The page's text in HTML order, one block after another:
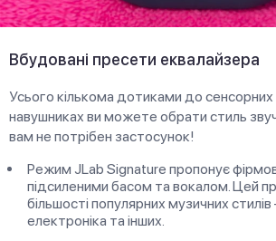
Вбудовані пресети еквалайзера
Усього кількома дотиками до сенсорних
навушниках ви можете обрати стиль
вам не потрібен застосунок!
Режим JLab Signature пропонує
підсиленими басом та вокалом. Цей
більшості популярних музичних
електроніка та інших.